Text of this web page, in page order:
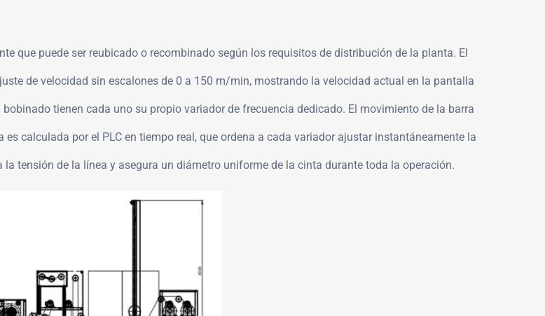
que puede ser reubicado o recombinado según los requisitos de distribución de la planta. El
de velocidad sin escalones de 0 a 150 m/min, mostrando la velocidad actual en la pantalla
tienen cada uno su propio variador de frecuencia dedicado. El movimiento de la barra
calculada por el PLC en tiempo real, que ordena a cada variador ajustar instantáneamente la
tensión de la línea y asegura un diámetro uniforme de la cinta durante toda la operación.